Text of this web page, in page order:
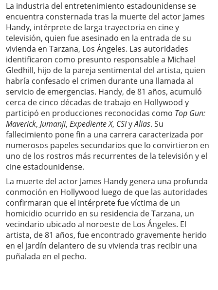
La industria del entretenimiento estadounidense se
encuentra consternada tras la muerte del actor James
Handy, intérprete de larga trayectoria en cine y
televisión, quien fue asesinado en la entrada de su
vivienda en Tarzana, Los Ángeles. Las autoridades
identificaron como presunto responsable a Michael
Gledhill, hijo de la pareja sentimental del artista, quien
habría confesado el crimen durante una llamada al
servicio de emergencias. Handy, de 81 años, acumuló
cerca de cinco décadas de trabajo en Hollywood y
participó en producciones reconocidas como Top Gun:
Maverick, Jumanji, Expediente X, CSIyAlias. Su
fallecimiento pone fin a una carrera caracterizada por
numerosos papeles secundarios que lo convirtieron en
uno de los rostros más recurrentes de la televisión y el
cine estadounidense.
La muerte del actor James Handy genera una profunda
conmoción en Hollywood luego de que las autoridades
confirmaran que el intérprete fue víctima de un
homicidio ocurrido en su residencia de Tarzana, un
vecindario ubicado al noroeste de Los Ángeles. El
artista, de 81 años, fue encontrado gravemente herido
en el jardín delantero de su vivienda tras recibir una
puñalada en el pecho.